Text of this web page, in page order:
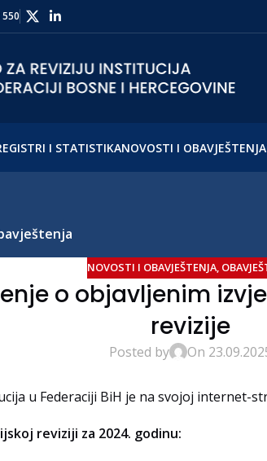
I STATISTIKANOVOSTI I OBAVJEŠTENJA
NOVOSTI I OBAVJEŠTENJA,
o objavljenim
revizije
Posted by On
u Federaciji BiH je na svojoj internet-
reviziji za 2024. godinu: